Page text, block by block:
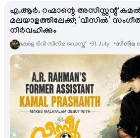
എ.ആർ. റഹ്മാന്റെ അസിസ്റ്റന്റ്
മലയാളത്തിലേക്ക്; ‘വിസിൽ’
നിർവഹിക്കും
കേരള ടിവി സിനിമ ഡെസ്ക് 31 July സിനിമ